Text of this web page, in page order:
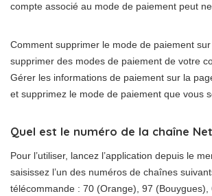
compte associé au mode de paiement peut
Comment supprimer le mode de paiement
supprimer des modes de paiement de votre
Gérer les informations de paiement sur la
et supprimez le mode de paiement que vous
Quel est le numéro de la chaîne
Pour l’utiliser, lancez l’application depuis le
saisissez l’un des numéros de chaînes
télécommande : 70 (Orange), 97 (Bouygues),